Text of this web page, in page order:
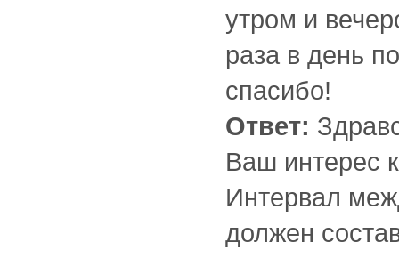
утром и
раза в день
спасибо!
Ответ:
Ваш интерес
Интервал
должен